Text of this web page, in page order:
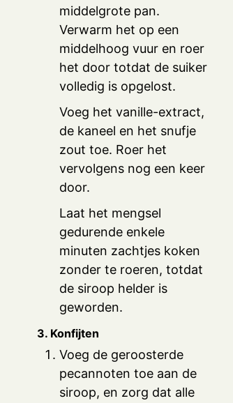
middelgrote pan.
Verwarm het op een
middelhoog vuur en roer
het door totdat de suiker
volledig is opgelost.
Voeg het vanille-extract,
de kaneel en het snufje
zout toe. Roer het
vervolgens nog een keer
door.
Laat het mengsel
gedurende enkele
minuten zachtjes koken
zonder te roeren, totdat
de siroop helder is
geworden.
3. Konfijten
Voeg de geroosterde
pecannoten toe aan de
siroop, en zorg dat alle